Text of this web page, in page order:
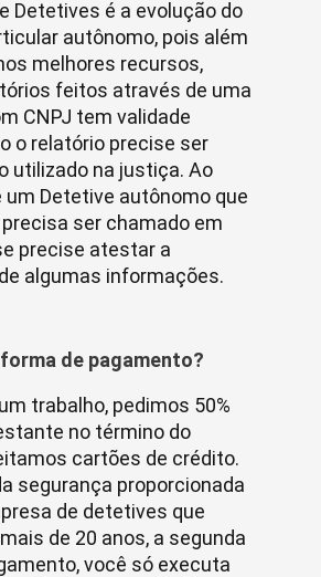
Detetives é a evolução do
autônomo, pois além
melhores recursos,
feitos através de uma
CNPJ tem validade
o relatório precise ser
utilizado na justiça. Ao
um Detetive autônomo que
ser chamado em
precise atestar a
algumas informações.
forma de pagamento?
trabalho, pedimos 50%
no término do
cartões de crédito.
segurança proporcionada
de detetives que
de 20 anos, a segunda
você só executa